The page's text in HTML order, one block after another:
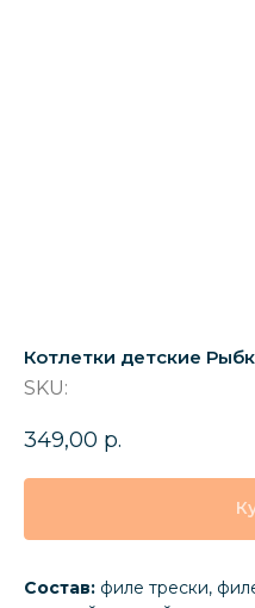
Котлетки детские
SKU:
349,00 р.
Состав: филе трески,